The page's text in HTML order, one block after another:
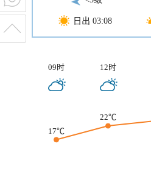
日出 03:08
09时 12时
17℃
22℃